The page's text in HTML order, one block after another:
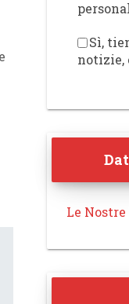
Sì,
notizie,
Le